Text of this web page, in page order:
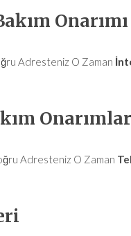
Onarımı
Adresteniz O Zaman
Adresteniz O Zaman